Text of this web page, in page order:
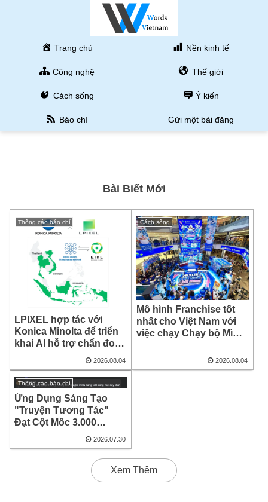
Trang chủ Nền kinh tế
Công nghệ Thế giới
Cách sống Ý kiến
Báo chí Gửi một bài đăng
Bài Biết Mới
Thông cáo báo chí
LPIXEL hợp tác với
Konica Minolta để triển
khai AI hỗ trợ chẩn đoán
hình ảnh y tế “EIRL” tại
thị trường ASEAN
2026.08.04
Cách sống
Mô hình Franchise tốt
nhất cho Việt Nam với
việc chạy Chạy bộ Mì
2026.08.04
Thông cáo báo chí
Ứng Dụng Sáng Tạo
"Truyện Tương Tác"
Đạt Cột Mốc 3.000
Người Dùng Sau 3
Tháng Ra Mắt Tại Việt
2026.07.30
Xem Thêm